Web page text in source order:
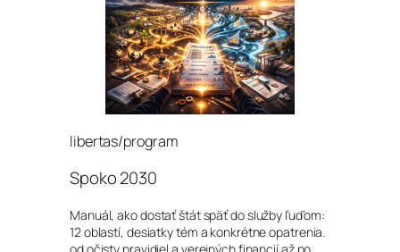
libertas/program
Spoko 2030
Manuál, ako dostať štát späť do služby ľuďom:
12 oblastí, desiatky tém a konkrétne opatrenia.